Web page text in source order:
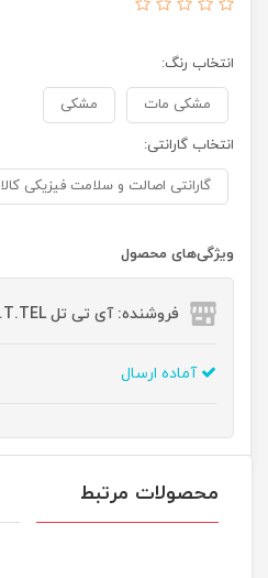
انتخاب رنگ:
مشکی مات مشکی
انتخاب گارانتی:
گارانتی اصالت و سلامت فیزیکی کالا
ویژگی‌های محصول
فروشنده: آی تی تل I.T.TEL
آماده ارسال
محصولات مرتبط